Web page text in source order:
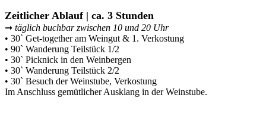
Zeitlicher Ablauf | ca. 3 Stunden
➞ täglich buchbar zwischen 10 und 20 Uhr
• 30` Get-together am Weingut & 1. Verkostung
• 90` Wanderung Teilstück 1/2
• 30` Picknick in den Weinbergen
• 30` Wanderung Teilstück 2/2
• 30` Besuch der Weinstube, Verkostung
Im Anschluss gemütlicher Ausklang in der Weinstube.